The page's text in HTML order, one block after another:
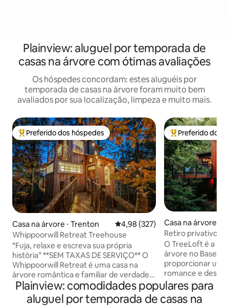
Plainview: aluguel por temporada de
casas na árvore com ótimas avaliações
Os hóspedes concordam: estes aluguéis por
temporada de casas na árvore foram muito bem
avaliados por sua localização, limpeza e muito mais.
Entre os melhores preferidos dos hóspedes
Preferido dos hóspedes
Casa na árvore ⋅ Trenton 4,98 de uma avaliação média de
4,98 (327)
Whippoorwill Retreat Treehouse
“Fuja, relaxe e escreva sua própria
história” **SEM TAXAS DE SERVIÇO** O
Whippoorwill Retreat é uma casa na
árvore romântica e familiar de verdade,
nas copas das árvores, a 20 minutos de
Chattanooga. Este refúgio tranquilo
oferece vistas do chão ao teto, um local
Entre os
Preferido dos
Casa na árvore ⋅
Retiro privativo
Banheira de
O TreeLoft é a
árvore no
proporcionar um
romance e
floresta particular
Louis, ela
com natureza
Plainview: comodidades populares para
aluguel por temporada de casas na